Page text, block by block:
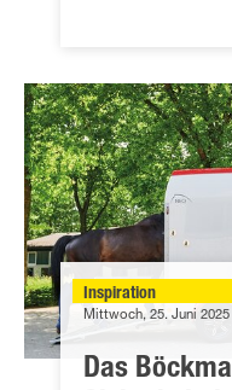
Inspiration
Mittwoch, 25. Juni 2025
Das